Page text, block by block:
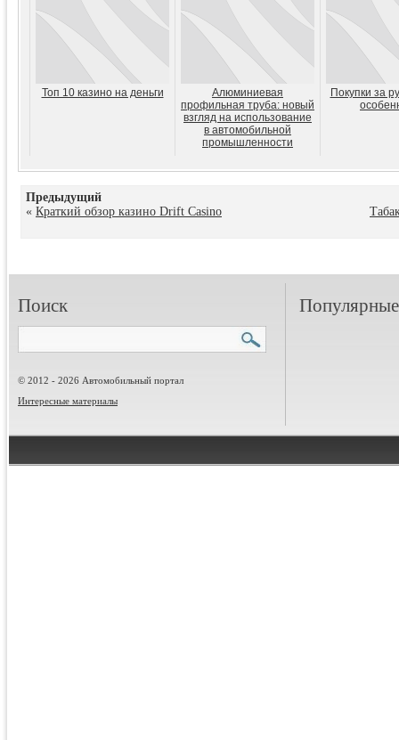
Топ 10 казино на деньги
Алюминиевая
профильная труба: новый
взгляд на использование
в автомобильной
промышленности
Покупки за
Предыдущий
« Краткий обзор казино Drift Casino
Поиск
© 2012 - 2026 Автомобильный портал
Интересные материалы
Популярные